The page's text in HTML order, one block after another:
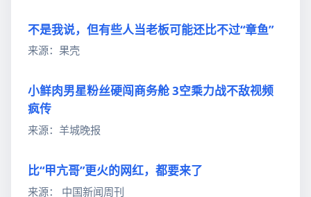
不是我说，但有些人当老板可能还比不过“章鱼”
来源：果壳
小鲜肉男星粉丝硬闯商务舱 3空乘力战不敌视频
疯传
来源：羊城晚报
比“甲亢哥”更火的网红，都要来了
来源： 中国新闻周刊